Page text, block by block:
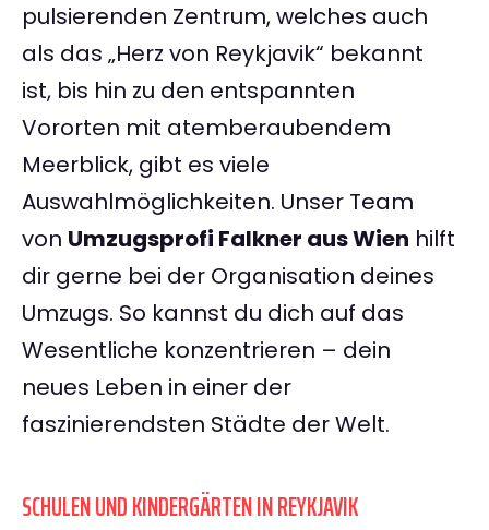
pulsierenden Zentrum, welches auch
als das „Herz von Reykjavik“ bekannt
ist, bis hin zu den entspannten
Vororten mit atemberaubendem
Meerblick, gibt es viele
Auswahlmöglichkeiten. Unser Team
von Umzugsprofi Falkner aus Wien hilft
dir gerne bei der Organisation deines
Umzugs. So kannst du dich auf das
Wesentliche konzentrieren – dein
neues Leben in einer der
faszinierendsten Städte der Welt.
SCHULEN UND KINDERGÄRTEN IN REYKJAVIK